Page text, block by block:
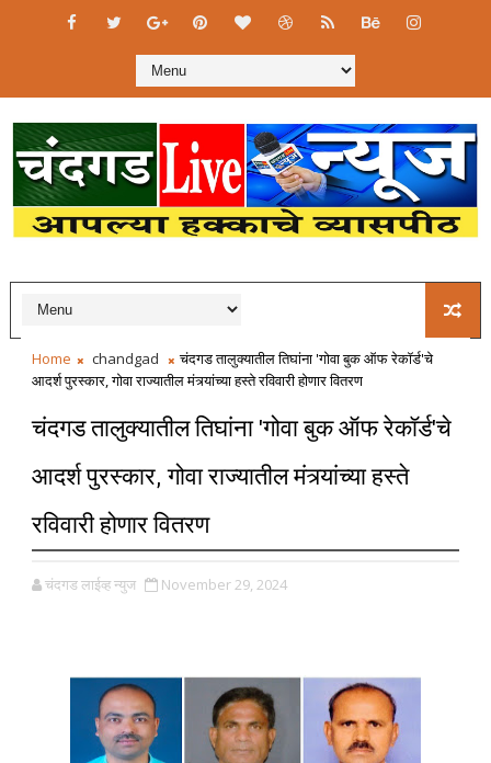
Home chandgad
चंदगड तालुक्यातील तिघांना 'गोवा बुक ऑफ रेकॉर्ड'चे
आदर्श पुरस्कार, गोवा राज्यातील मंत्र्यांच्या हस्ते रविवारी होणार वितरण
चंदगड तालुक्यातील तिघांना 'गोवा बुक ऑफ रेकॉर्ड'चे
आदर्श पुरस्कार, गोवा राज्यातील मंत्र्यांच्या हस्ते
रविवारी होणार वितरण
चंदगड लाईव्ह न्युज November 29, 2024